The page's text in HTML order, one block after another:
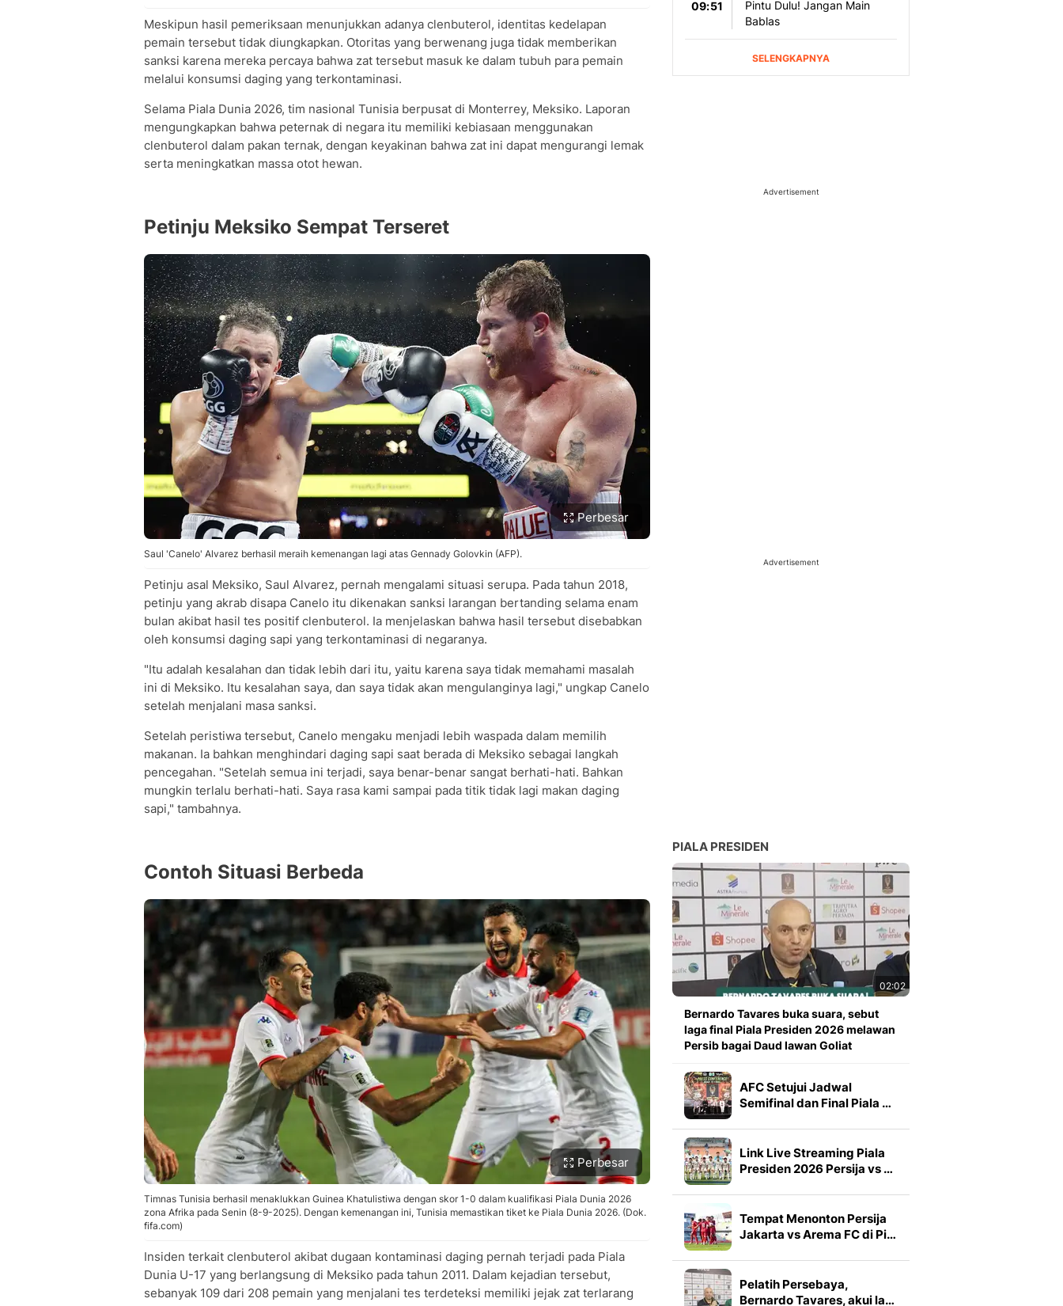
Meskipun hasil pemeriksaan menunjukkan adanya clenbuterol, identitas kedelapan
pemain tersebut tidak diungkapkan. Otoritas yang berwenang juga tidak memberikan
sanksi karena mereka percaya bahwa zat tersebut masuk ke dalam tubuh para pemain
melalui konsumsi daging yang terkontaminasi.
Selama Piala Dunia 2026, tim nasional Tunisia berpusat di Monterrey, Meksiko. Laporan
mengungkapkan bahwa peternak di negara itu memiliki kebiasaan menggunakan
clenbuterol dalam pakan ternak, dengan keyakinan bahwa zat ini dapat mengurangi lemak
serta meningkatkan massa otot hewan.
Petinju Meksiko Sempat Terseret
Perbesar
Saul 'Canelo' Alvarez berhasil meraih kemenangan lagi atas Gennady Golovkin (AFP).
Petinju asal Meksiko, Saul Alvarez, pernah mengalami situasi serupa. Pada tahun 2018,
petinju yang akrab disapa Canelo itu dikenakan sanksi larangan bertanding selama enam
bulan akibat hasil tes positif clenbuterol. Ia menjelaskan bahwa hasil tersebut disebabkan
oleh konsumsi daging sapi yang terkontaminasi di negaranya.
"Itu adalah kesalahan dan tidak lebih dari itu, yaitu karena saya tidak memahami masalah
ini di Meksiko. Itu kesalahan saya, dan saya tidak akan mengulanginya lagi," ungkap Canelo
setelah menjalani masa sanksi.
Setelah peristiwa tersebut, Canelo mengaku menjadi lebih waspada dalam memilih
makanan. Ia bahkan menghindari daging sapi saat berada di Meksiko sebagai langkah
pencegahan. "Setelah semua ini terjadi, saya benar-benar sangat berhati-hati. Bahkan
mungkin terlalu berhati-hati. Saya rasa kami sampai pada titik tidak lagi makan daging
sapi," tambahnya.
Contoh Situasi Berbeda
Perbesar
Timnas Tunisia berhasil menaklukkan Guinea Khatulistiwa dengan skor 1-0 dalam kualifikasi Piala Dunia 2026
zona Afrika pada Senin (8-9-2025). Dengan kemenangan ini, Tunisia memastikan tiket ke Piala Dunia 2026. (Dok.
fifa.com)
Insiden terkait clenbuterol akibat dugaan kontaminasi daging pernah terjadi pada Piala
Dunia U-17 yang berlangsung di Meksiko pada tahun 2011. Dalam kejadian tersebut,
sebanyak 109 dari 208 pemain yang menjalani tes terdeteksi memiliki jejak zat terlarang
Advertisement
Advertisement
PIALA PRESIDEN
02:02
Bernardo Tavares buka suara, sebut
laga final Piala Presiden 2026 melawan
Persib bagai Daud lawan Goliat
AFC Setujui Jadwal
Semifinal dan Final Piala …
Link Live Streaming Piala
Presiden 2026 Persija vs …
Tempat Menonton Persija
Jakarta vs Arema FC di Pi…
Pelatih Persebaya,
Bernardo Tavares, akui la…